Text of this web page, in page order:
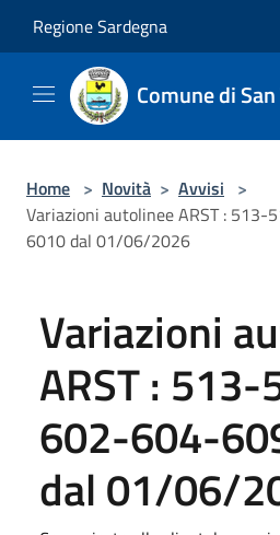
Regione Sardegna
Comune di
Home > Novità > Avvisi >
Variazioni autolinee ARST :
6010 dal 01/06/2026
Variazioni
ARST :
602-604-
dal 01/06/